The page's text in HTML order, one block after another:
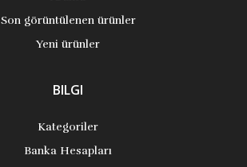
Son görüntülenen ürünler
Yeni ürünler
BILGI
Kategoriler
Banka Hesapları